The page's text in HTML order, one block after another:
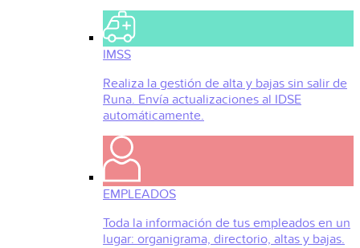
IMSS
Realiza la gestión de alta y bajas sin salir de
Runa. Envía actualizaciones al IDSE
automáticamente.
EMPLEADOS
Toda la información de tus empleados en un
lugar: organigrama, directorio, altas y bajas.